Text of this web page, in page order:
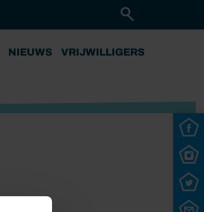
NIEUWS VRIJWILLIGERS